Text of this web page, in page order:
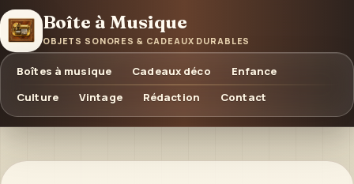
Boîte à Musique
OBJETS SONORES & CADEAUX DURABLES
Boîtes à musique Cadeaux déco
Enfance
Culture
Vintage Rédaction Contact